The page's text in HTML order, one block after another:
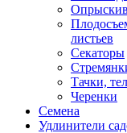
листьев
Секаторы
Тачки,
Черенки
Семена
Удлинители